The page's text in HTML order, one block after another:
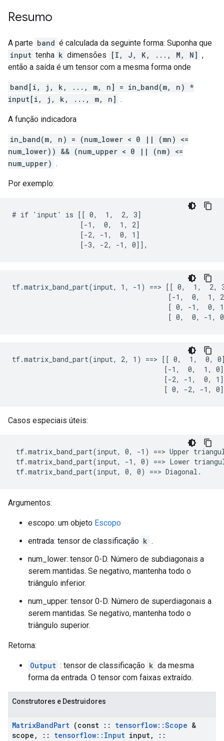
Resumo
A parte band é calculada da seguinte forma: Suponha que
input tenha k dimensões [I, J, K, ..., M, N] ,
então a saída é um tensor com a mesma forma onde
band[i, j, k, ..., m, n] = in_band(m, n) *
input[i, j, k, ..., m, n] .
A função indicadora
in_band(m, n) = (num_lower < 0 || (mn) <=
num_lower)) && (num_upper < 0 || (nm) <=
num_upper) .
Por exemplo:
# if 'input' is [[ 0,  1,  2, 3]
                 [-1,  0,  1, 2]
                 [-2, -1,  0, 1]
                 [-3, -2, -1, 0]],
tf.matrix_band_part(input, 1, -1) ==> [[ 0,  1,  2,
[-1,  0,  1,
[ 0, -1,  0,
[ 0,  0, -1,
tf.matrix_band_part(input, 2, 1) ==> [[ 0,  1,  0,
                                      [-1,  0,  1, 0]
                                      [-2, -1,  0, 1]
[ 0, -2, -1,
Casos especiais úteis:
tf.matrix_band_part(input, 0, -1) ==> Upper
tf.matrix_band_part(input, -1, 0) ==> Lower
tf.matrix_band_part(input, 0, 0) ==> Diagonal.
Argumentos:
escopo: um objeto Escopo
entrada: tensor de classificação k .
num_lower: tensor 0-D. Número de subdiagonais a
serem mantidas. Se negativo, mantenha todo o
triângulo inferior.
num_upper: tensor 0-D. Número de superdiagonais a
serem mantidas. Se negativo, mantenha todo o
triângulo superior.
Retorna:
Output : tensor de classificação k da mesma
forma da entrada. O tensor com faixas extraído.
Construtores e Destruidores
MatrixBandPart (const :: tensorflow::Scope &
scope , :: tensorflow:: Input input,
::